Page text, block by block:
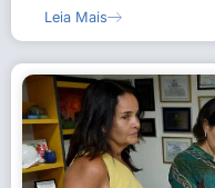
Leia Mais